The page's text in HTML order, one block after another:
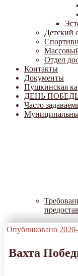
Детский
Отдел
Контакты
Документы
Пушкинская
ДЕНЬ
Часто
Опубликовано
Вахта